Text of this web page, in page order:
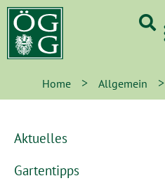
Home > Allgemein >
Aktuelles
Gartentipps